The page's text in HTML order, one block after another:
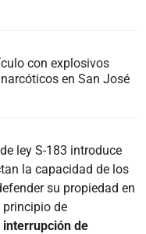
con explosivos
en San José
ley S-183 introduce
la capacidad de los
su propiedad en
principio de
de